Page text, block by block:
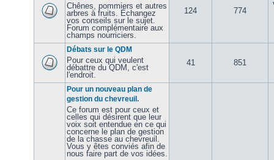
Chênes, pommiers et autres
arbres à fruits. Échangez
vos conseils sur le sujet.
Forum complémentaire aux
champs nourriciers.
124 774
Débats sur le QDM
Pour ceux qui veulent
débattre du QDM, c'est
l'endroit.
41 851
Pour un nouveau plan de
gestion du chevreuil.
Ce forum est pour ceux et
celles qui désirent que leur
voix soit entendue en ce qui
concerne le plan de gestion
de la chasse au chevreuil.
Vous y êtes conviés afin de
nous faire part de vos idées.